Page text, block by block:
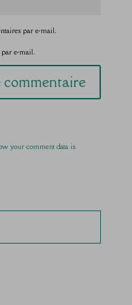
par e-mail.
par e-mail.
your comment data is